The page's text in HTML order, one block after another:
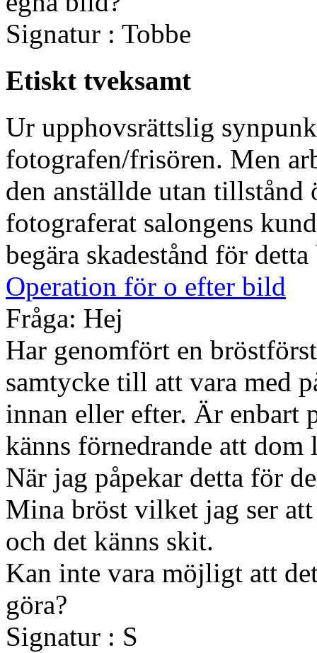
Signatur : Tobbe
Etiskt tveksamt
Ur upphovsrättslig
fotografen/frisören. Men
den anställde utan tillstånd
fotograferat salongens
begära skadestånd för
Operation för o efter bild
Fråga: Hej
Har genomfört en
samtycke till att vara med
innan eller efter. Är enbart
känns förnedrande att dom
När jag påpekar detta för
Mina bröst vilket jag ser
och det känns skit.
Kan inte vara möjligt att
göra?
Signatur : S